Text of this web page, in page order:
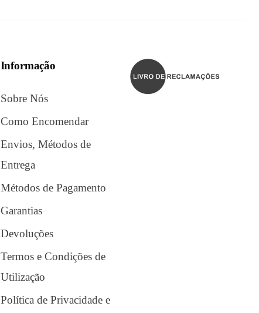
Informação
Sobre Nós
Como Encomendar
Envios, Métodos de
Entrega
Métodos de Pagamento
Garantias
Devoluções
Termos e Condições de
Utilização
Política de Privacidade e